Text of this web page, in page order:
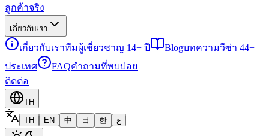
ลูกค้าจริง
เกี่ยวกับเรา
เกี่ยวกับเราทีมผู้เชี่ยวชาญ 14+ ปี Blogบทความวีซ่า 44+
ประเทศ
FAQคำถามที่พบบ่อย
ติดต่อ
TH
TH
EN 中 日 한 ع